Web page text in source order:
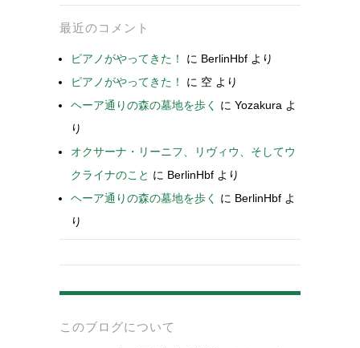
最近のコメント
ピアノがやってきた！ に BerlinHbf より
ピアノがやってきた！
に 空 より
ヘーア通りの森の墓地を歩く
に Yozakura よ
り
オクサーナ・リーニフ、リヴィウ、そしてウ
クライナのこと に BerlinHbf より
ヘーア通りの森の墓地を歩く
に BerlinHbf よ
り
このブログについて